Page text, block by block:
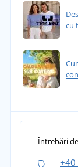
cu
Întrebări
+40